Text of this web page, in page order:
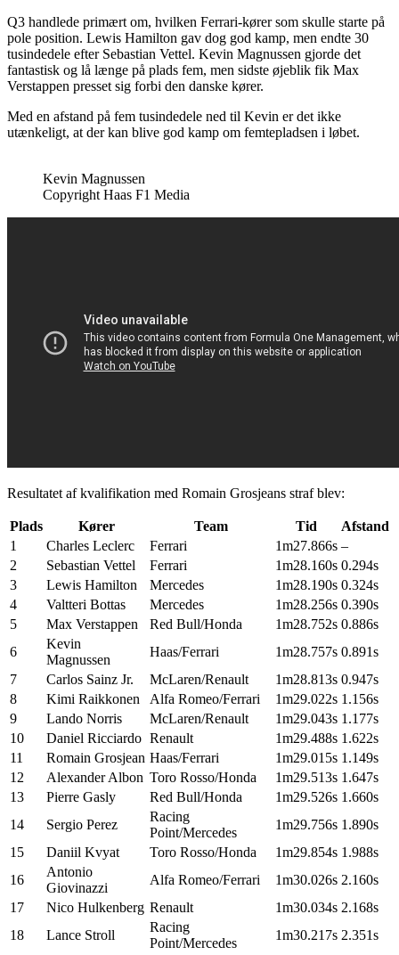
Q3 handlede primært om, hvilken Ferrari-kører som skulle starte på
pole position. Lewis Hamilton gav dog god kamp, men endte 30
tusindedele efter Sebastian Vettel. Kevin Magnussen gjorde det
fantastisk og lå længe på plads fem, men sidste øjeblik fik Max
Verstappen presset sig forbi den danske kører.
Med en afstand på fem tusindedele ned til Kevin er det ikke
utænkeligt, at der kan blive god kamp om femtepladsen i løbet.
Kevin Magnussen
Copyright Haas F1 Media
Resultatet af kvalifikation med Romain Grosjeans straf blev:
Plads Kører Team Tid
Afstand
1
Charles Leclerc Ferrari 1m27.866s –
2
Sebastian Vettel Ferrari 1m28.160s 0.294s
3
Lewis Hamilton Mercedes 1m28.190s 0.324s
4
Valtteri Bottas Mercedes 1m28.256s 0.390s
5
Max Verstappen Red Bull/Honda 1m28.752s 0.886s
6
Kevin
Magnussen
Haas/Ferrari 1m28.757s 0.891s
7
Carlos Sainz Jr. McLaren/Renault 1m28.813s 0.947s
8
Kimi Raikkonen Alfa Romeo/Ferrari 1m29.022s 1.156s
9
Lando Norris McLaren/Renault 1m29.043s 1.177s
10
Daniel Ricciardo Renault 1m29.488s 1.622s
11
Romain Grosjean Haas/Ferrari 1m29.015s 1.149s
12
Alexander Albon Toro Rosso/Honda 1m29.513s 1.647s
13
Pierre Gasly Red Bull/Honda 1m29.526s 1.660s
14
Sergio Perez
Racing
Point/Mercedes
1m29.756s 1.890s
15
Daniil Kvyat Toro Rosso/Honda 1m29.854s 1.988s
16
Antonio
Giovinazzi
Alfa Romeo/Ferrari 1m30.026s 2.160s
17
Nico Hulkenberg Renault 1m30.034s 2.168s
18
Lance Stroll
Racing
Point/Mercedes
1m30.217s 2.351s